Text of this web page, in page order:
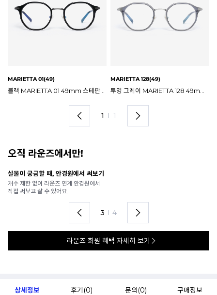
MARIETTA 01(49) MARIETTA 128(49)
1 I 1
오직 라운즈에서만!
실물이 궁금할 때, 안경원에서 써보기
개수 제한 없이 라운즈 연계 안경원에서
직접 써보고 살 수 있어요.
3 I 4
라운즈 회원 혜택 자세히 보기
상세정보 후기(0) 문의(0) 구매정보